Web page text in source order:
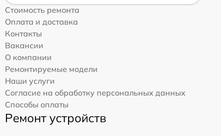
Стоимость ремонта
Оплата и доставка
Контакты
Вакансии
О компании
Ремонтируемые модели
Наши услуги
Согласие на обработку персональных данных
Способы оплаты
Ремонт устройств